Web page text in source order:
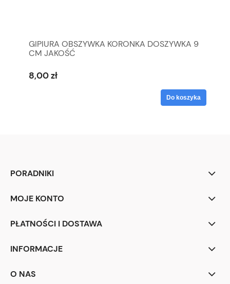
GIPIURA OBSZYWKA KORONKA DOSZYWKA 9
CM JAKOŚĆ
8,00 zł
Do koszyka
PORADNIKI
MOJE KONTO
PŁATNOŚCI I DOSTAWA
INFORMACJE
O NAS